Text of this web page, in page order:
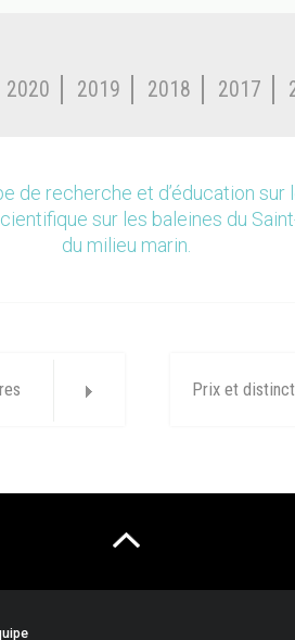
2020 2019 2018 2017
de recherche et d’éducation
sur les baleines du
du milieu marin.
Prix et